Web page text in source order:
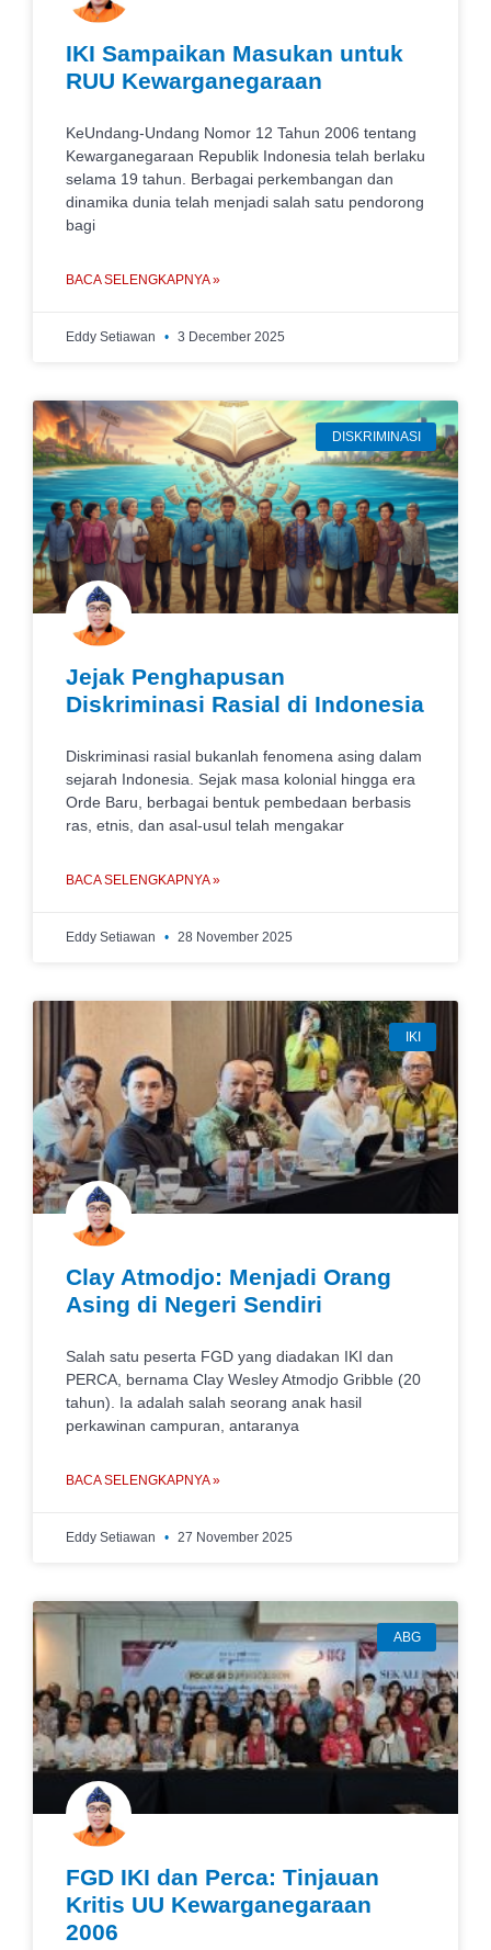
IKI Sampaikan Masukan untuk
RUU Kewarganegaraan
KeUndang-Undang Nomor 12 Tahun 2006 tentang
Kewarganegaraan Republik Indonesia telah berlaku
selama 19 tahun. Berbagai perkembangan dan
dinamika dunia telah menjadi salah satu pendorong
bagi
BACA SELENGKAPNYA »
Eddy Setiawan 3 December 2025
DISKRIMINASI
Jejak Penghapusan
Diskriminasi Rasial di Indonesia
Diskriminasi rasial bukanlah fenomena asing dalam
sejarah Indonesia. Sejak masa kolonial hingga era
Orde Baru, berbagai bentuk pembedaan berbasis
ras, etnis, dan asal-usul telah mengakar
BACA SELENGKAPNYA »
Eddy Setiawan 28 November 2025
IKI
Clay Atmodjo: Menjadi Orang
Asing di Negeri Sendiri
Salah satu peserta FGD yang diadakan IKI dan
PERCA, bernama Clay Wesley Atmodjo Gribble (20
tahun). Ia adalah salah seorang anak hasil
perkawinan campuran, antaranya
BACA SELENGKAPNYA »
Eddy Setiawan 27 November 2025
ABG
FGD IKI dan Perca: Tinjauan
Kritis UU Kewarganegaraan
2006